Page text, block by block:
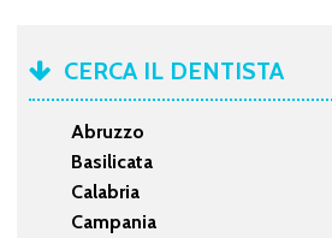
CERCA IL DENTISTA
Abruzzo
Basilicata
Calabria
Campania